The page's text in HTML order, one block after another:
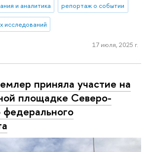
и аналитика репортаж о событии
исследований
17 июля, 2025 г.
приняла участие на
площадке Северо-
федерального